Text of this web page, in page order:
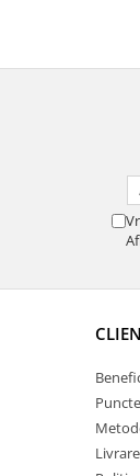
Livrare